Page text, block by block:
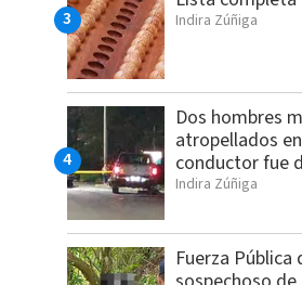
Indira Zúñiga
Dos hombres
atropellados
conductor fue
Indira Zúñiga
Fuerza Pública